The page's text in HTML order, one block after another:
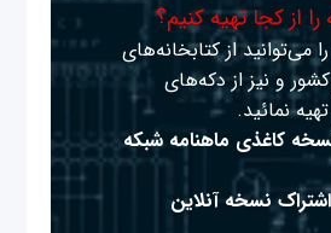
از کجا تهیه کنیم؟
می‌توانید از کتابخانه‌های
و نیز از دکه‌های
نمائید.
کاغذی ماهنامه شبکه
نسخه آنلاین